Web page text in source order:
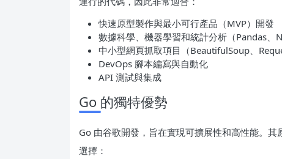
快速原型製作與最小可行產品（MVP）開發
數據科學、機器學習和統計分析（Pandas、
中小型網頁抓取項目（BeautifulSoup、
DevOps 腳本編寫與自動化
API 測試與集成
Go 的獨特優勢
Go 由谷歌開發，旨在實現可擴展性和高性能。
選擇：